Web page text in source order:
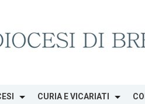
CURIA E VICARIATI